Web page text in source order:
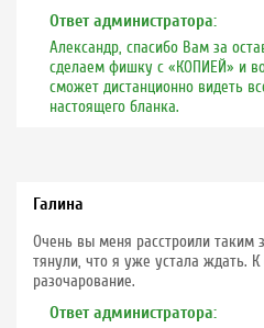
Ответ администратора:
Александр, спасибо Вам за
сделаем фишку с «КОПИЕЙ» и
сможет дистанционно видеть
настоящего бланка.
Галина
Очень вы меня расстроили таким
тянули, что я уже устала ждать.
разочарование.
Ответ администратора: